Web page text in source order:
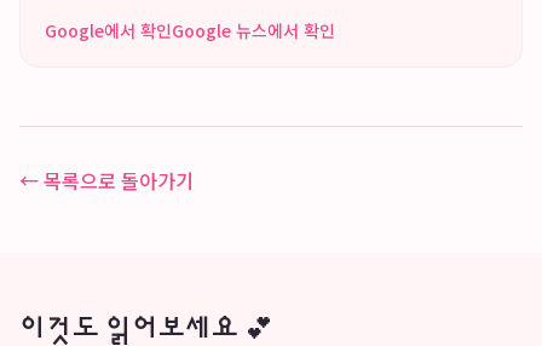
Google에서 확인Google 뉴스에서 확인
← 목록으로 돌아가기
이것도 읽어보세요 💕